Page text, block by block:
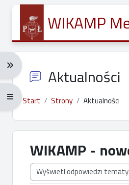
WIKAMP
Aktualności
Start Strony Aktualności
WIKAMP -
Sposób wyświetlania
Rozwiń menu nawigacji: Ctrl + Alt + →
Rozwiń menu pełnoekranowe: Ctrl + Alt